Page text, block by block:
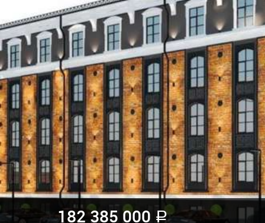
182 385 000 a